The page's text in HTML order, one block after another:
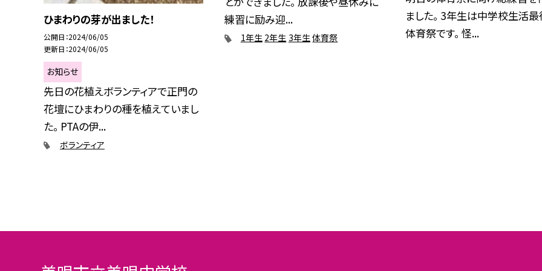
ひまわりの芽が出ました！
公開日 2024/06/05
更新日 2024/06/05
お知らせ
先日の花植えボランティアで正門の
花壇にひまわりの種を植えていまし
た。 PTAの伊...
ボランティア
練習に励み迎...
1年生 2年生 3年生体育祭
ました。 3年生は中学校生活
体育祭です。 怪...